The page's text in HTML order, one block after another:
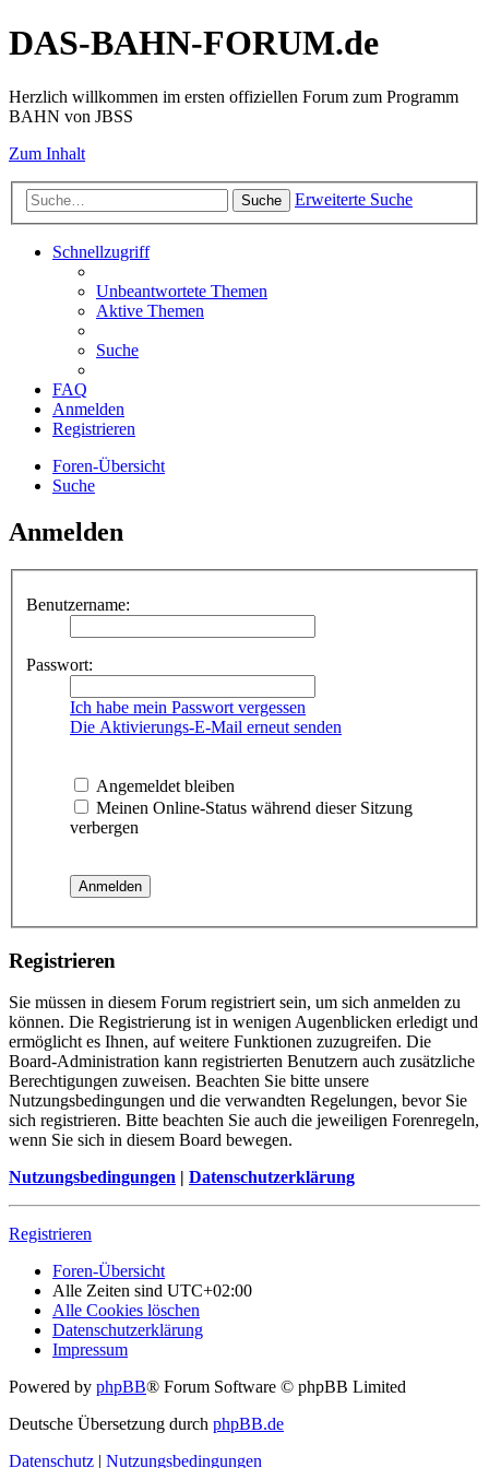
DAS-BAHN-FORUM.de
Herzlich willkommen im ersten offiziellen Forum zum Programm
BAHN von JBSS
Zum Inhalt
Suche Erweiterte Suche
Schnellzugriff
Unbeantwortete Themen
Aktive Themen
Suche
FAQ
Anmelden
Registrieren
Foren-Übersicht
Suche
Anmelden
Benutzername:
Passwort:
Ich habe mein Passwort vergessen
Die Aktivierungs-E-Mail erneut senden
Angemeldet bleiben
Meinen Online-Status während dieser Sitzung
verbergen
Registrieren
Sie müssen in diesem Forum registriert sein, um sich anmelden zu
können. Die Registrierung ist in wenigen Augenblicken erledigt und
ermöglicht es Ihnen, auf weitere Funktionen zuzugreifen. Die
Board-Administration kann registrierten Benutzern auch zusätzliche
Berechtigungen zuweisen. Beachten Sie bitte unsere
Nutzungsbedingungen und die verwandten Regelungen, bevor Sie
sich registrieren. Bitte beachten Sie auch die jeweiligen Forenregeln,
wenn Sie sich in diesem Board bewegen.
Nutzungsbedingungen | Datenschutzerklärung
Registrieren
Foren-Übersicht
Alle Zeiten sind UTC+02:00
Alle Cookies löschen
Datenschutzerklärung
Impressum
Powered by phpBB® Forum Software © phpBB Limited
Deutsche Übersetzung durch phpBB.de
Datenschutz | Nutzungsbedingungen